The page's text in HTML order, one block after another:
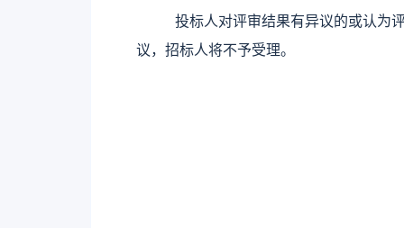
投标人对评审结果有异议的或认为
议，招标人将不予受理。